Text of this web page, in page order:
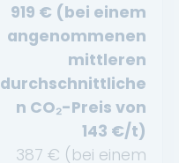
919 € (bei einem
angenommenen
mittleren
durchschnittliche
n CO₂-Preis von
143 €/t)
387 € (bei einem